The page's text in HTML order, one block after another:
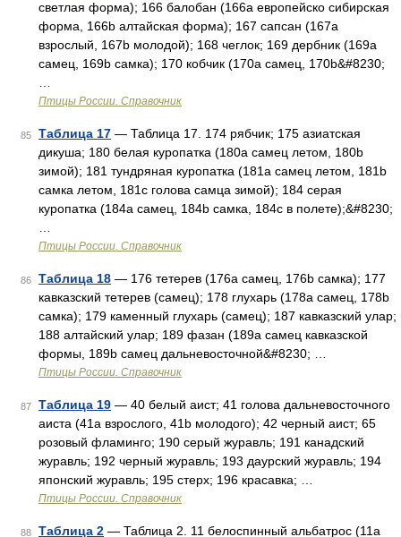
светлая форма); 166 балобан (166a европейско сибирская
форма, 166b алтайская форма); 167 сапсан (167a
взрослый, 167b молодой); 168 чеглок; 169 дербник (169a
самец, 169b самка); 170 кобчик (170a самец, 170b&#8230;
Птицы России. Справочник
85 Таблица 17 — Таблица 17. 174 рябчик; 175 азиатская
дикуша; 180 белая куропатка (180a самец летом, 180b
зимой); 181 тундряная куропатка (181a самец летом, 181b
самка летом, 181c голова самца зимой); 184 серая
куропатка (184a самец, 184b самка, 184c в полете);&#8230;
Птицы России. Справочник
86 Таблица 18 — 176 тетерев (176a самец, 176b самка); 177
кавказский тетерев (самец); 178 глухарь (178a самец, 178b
самка); 179 каменный глухарь (самец); 187 кавказский улар;
188 алтайский улар; 189 фазан (189a самец кавказской
формы, 189b самец дальневосточной&#8230; …
Птицы России. Справочник
87 Таблица 19 — 40 белый аист; 41 голова дальневосточного
аиста (41a взрослого, 41b молодого); 42 черный аист; 65
розовый фламинго; 190 серый журавль; 191 канадский
журавль; 192 черный журавль; 193 даурский журавль; 194
японский журавль; 195 стерх; 196 красавка; …
Птицы России. Справочник
88 Таблица 2 — Таблица 2. 11 белоспинный альбатрос (11a